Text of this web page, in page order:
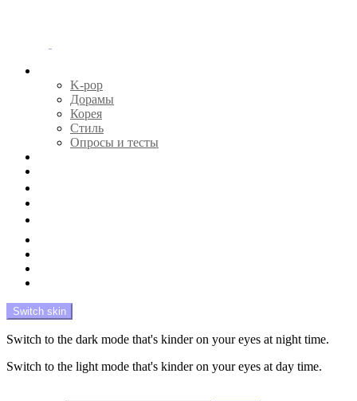
K-pop
Дорамы
Корея
Стиль
Опросы и тесты
Switch skin
Switch to the dark mode that's kinder on your eyes at night time.
Switch to the light mode that's kinder on your eyes at day time.